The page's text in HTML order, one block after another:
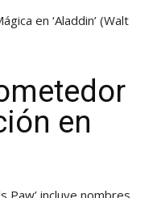
en ‘Aladdin’ (Walt
en
Paw’ incluye nombres